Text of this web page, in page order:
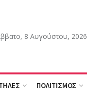
8 Αυγούστου, 2026
ΠΟΛΙΤΙΣΜΟΣ